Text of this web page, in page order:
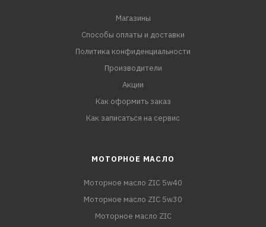
Магазины
Способы оплаты и доставки
Политика конфиденциальности
Производители
Акции
Как оформить заказ
Как записаться на сервис
МОТОРНОЕ МАСЛО
Моторное масло ZIC 5w40
Моторное масло ZIC 5w30
Моторное масло ZIC